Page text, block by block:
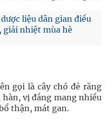
liệu dân gian điều
giải nhiệt mùa hè
gọi là cây chó đẻ răng
hàn, vị đắng mang nhiều
thận, mát gan.